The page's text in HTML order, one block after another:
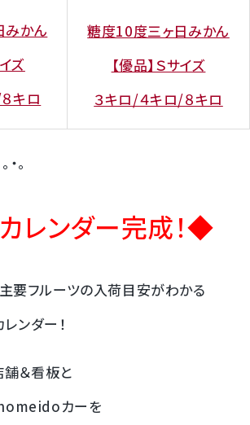
みかん
ズ
キロ
糖度10度三ヶ日みかん
【優品】Ｓサイズ
３キロ/４キロ/８キロ
・。
レンダー完成！◆
フルーツの入荷目安がわかる
ンダー！
＆看板と
カーを